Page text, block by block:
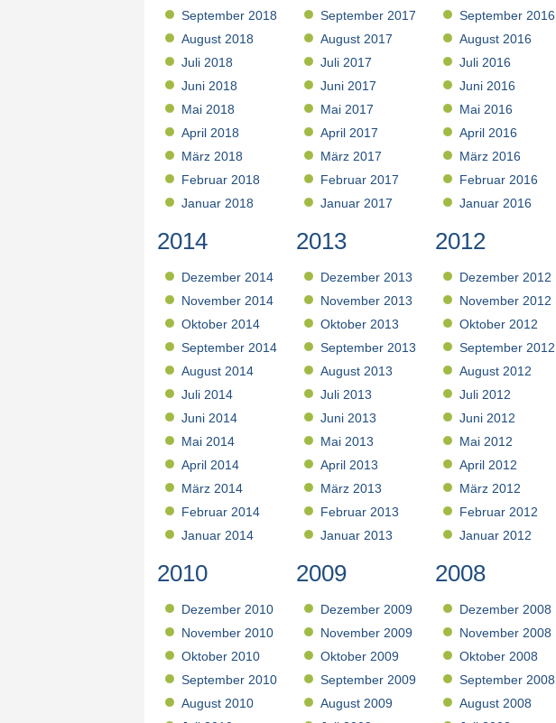
September 2018
August 2018
Juli 2018
Juni 2018
Mai 2018
April 2018
März 2018
Februar 2018
Januar 2018
September 2017
August 2017
Juli 2017
Juni 2017
Mai 2017
April 2017
März 2017
Februar 2017
Januar 2017
September 2016
August 2016
Juli 2016
Juni 2016
Mai 2016
April 2016
März 2016
Februar 2016
Januar 2016
2014
Dezember 2014
November 2014
Oktober 2014
September 2014
August 2014
Juli 2014
Juni 2014
Mai 2014
April 2014
März 2014
Februar 2014
Januar 2014
2013
Dezember 2013
November 2013
Oktober 2013
September 2013
August 2013
Juli 2013
Juni 2013
Mai 2013
April 2013
März 2013
Februar 2013
Januar 2013
2012
Dezember 2012
November 2012
Oktober 2012
September 2012
August 2012
Juli 2012
Juni 2012
Mai 2012
April 2012
März 2012
Februar 2012
Januar 2012
2010
Dezember 2010
November 2010
Oktober 2010
September 2010
August 2010
2009
Dezember 2009
November 2009
Oktober 2009
September 2009
August 2009
2008
Dezember 2008
November 2008
Oktober 2008
September 2008
August 2008